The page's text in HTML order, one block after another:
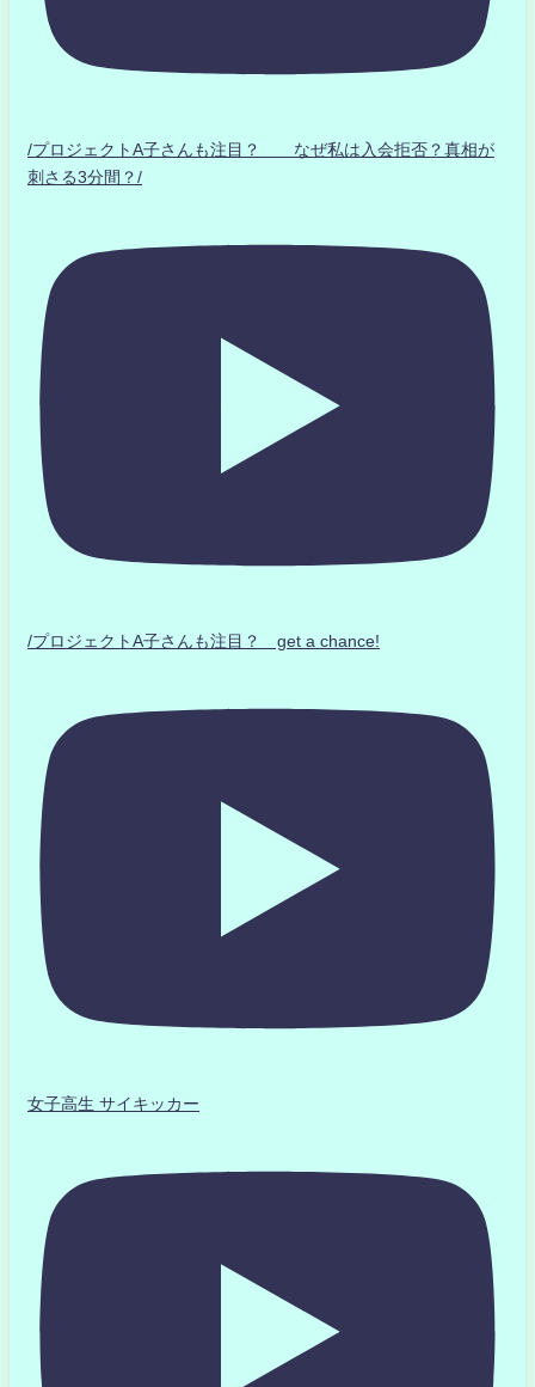
/プロジェクトA子さんも注目？ なぜ私は入会拒否？真相が
刺さる3分間？/
/プロジェクトA子さんも注目？ get a chance!
女子高生 サイキッカー